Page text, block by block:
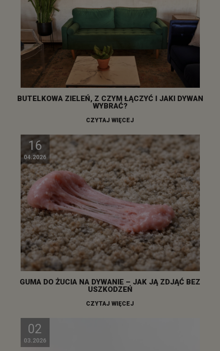
BUTELKOWA ZIELEŃ, Z CZYM ŁĄCZYĆ I JAKI DYWAN
WYBRAĆ?
CZYTAJ WIĘCEJ
16
04.2026
GUMA DO ŻUCIA NA DYWANIE – JAK JĄ ZDJĄĆ BEZ
USZKODZEŃ
CZYTAJ WIĘCEJ
02
03.2026